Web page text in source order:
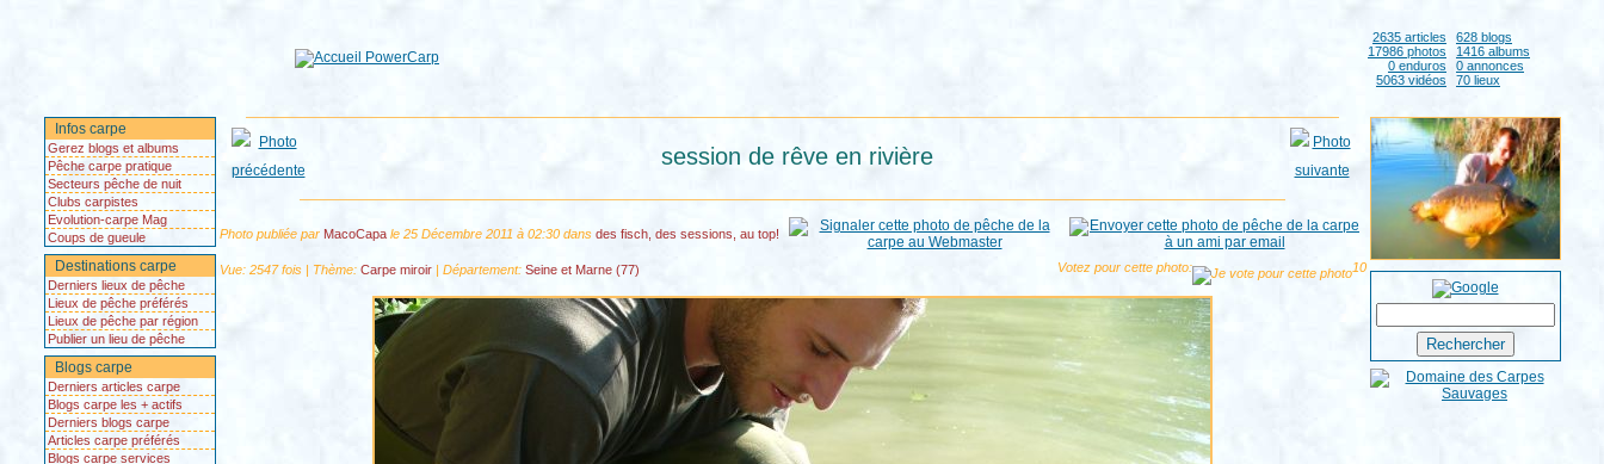
2635 articles
628 blogs
17986 photos
1416 albums
0 enduros
0 annonces
5063 vidéos
70 lieux
Infos carpe
Gerez blogs et albums
Pêche carpe pratique
Secteurs pêche de nuit
Clubs carpistes
Evolution-carpe Mag
Coups de gueule
Destinations carpe
Derniers lieux de pêche
Lieux de pêche préférés
Lieux de pêche par région
Publier un lieu de pêche
Blogs carpe
Derniers articles carpe
Blogs carpe les + actifs
Derniers blogs carpe
Articles carpe préférés
Blogs carpe services
session de rêve en rivière
Photo publiée par MacoCapale 25 Décembre 2011 à 02:30 dans des fisch, des sessions, au top!
Vue: 2547 fois | Thème: Carpe miroir| Département: Seine et Marne (77) Votez pour cette photo: 10